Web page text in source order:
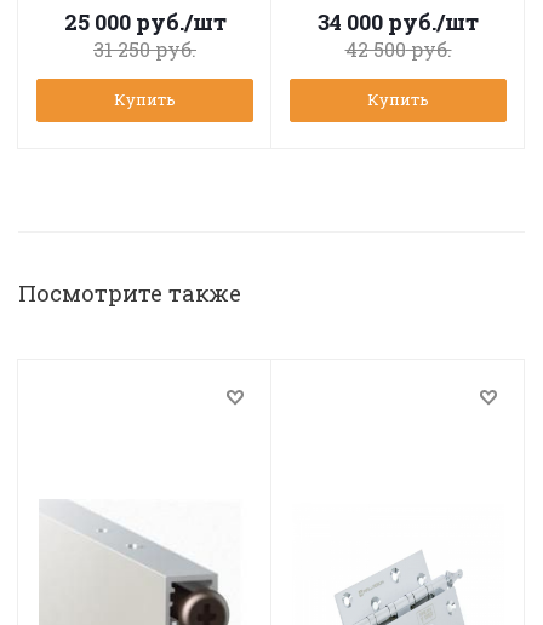
25 000руб./шт
31 250руб.
Купить
34 000 руб./шт
42 500руб.
Купить
Посмотрите также